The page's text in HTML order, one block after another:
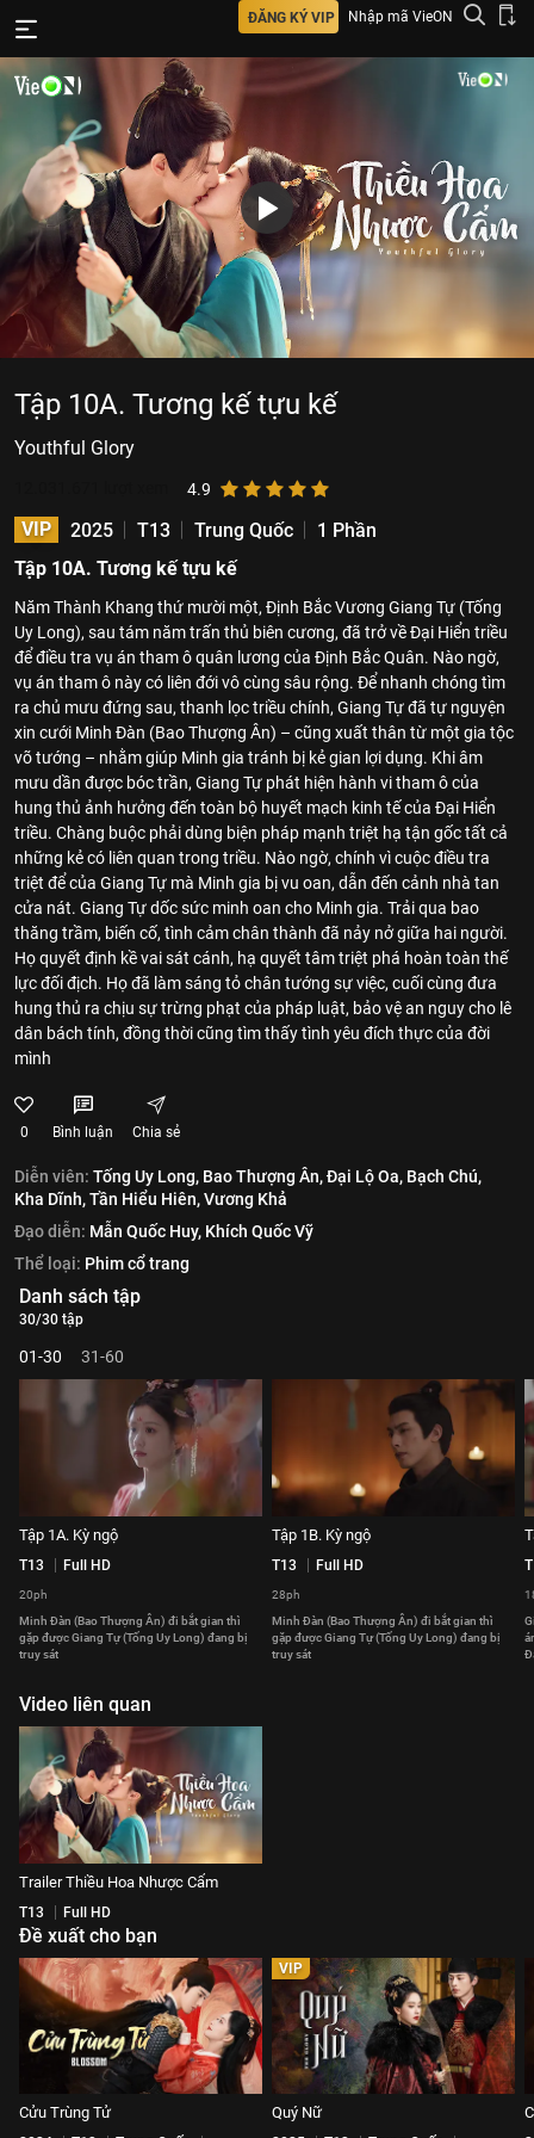
ĐĂNG KÝ VIP Nhập mã VieON
Tập 10A. Tương kế tựu kế
Youthful Glory
4.9
VIP 2025 T13 Trung Quốc
1 Phần
Tập 10A. Tương kế tựu kế
Năm Thành Khang thứ mười một, Định Bắc Vương Giang Tự (Tống
Uy Long), sau tám năm trấn thủ biên cương, đã trở về Đại Hiển triều
để điều tra vụ án tham ô quân lương của Định Bắc Quân. Nào ngờ,
vụ án tham ô này có liên đới vô cùng sâu rộng. Để nhanh chóng tìm
ra chủ mưu đứng sau, thanh lọc triều chính, Giang Tự đã tự nguyện
xin cưới Minh Đàn (Bao Thượng Ân) – cũng xuất thân từ một gia tộc
võ tướng – nhằm giúp Minh gia tránh bị kẻ gian lợi dụng. Khi âm
mưu dần được bóc trần, Giang Tự phát hiện hành vi tham ô của
hung thủ ảnh hưởng đến toàn bộ huyết mạch kinh tế của Đại Hiển
triều. Chàng buộc phải dùng biện pháp mạnh triệt hạ tận gốc tất cả
những kẻ có liên quan trong triều. Nào ngờ, chính vì cuộc điều tra
triệt để của Giang Tự mà Minh gia bị vu oan, dẫn đến cảnh nhà tan
cửa nát. Giang Tự dốc sức minh oan cho Minh gia. Trải qua bao
thăng trầm, biến cố, tình cảm chân thành đã nảy nở giữa hai người.
Họ quyết định kề vai sát cánh, hạ quyết tâm triệt phá hoàn toàn thế
lực đối địch. Họ đã làm sáng tỏ chân tướng sự việc, cuối cùng đưa
hung thủ ra chịu sự trừng phạt của pháp luật, bảo vệ an nguy cho lê
dân bách tính, đồng thời cũng tìm thấy tình yêu đích thực của đời
mình
0 Bình luận Chia sẻ
Diễn viên: Tống Uy Long, Bao Thượng Ân,Đại Lộ Oa, Bạch Chú,
Kha Dĩnh,Tần Hiểu Hiên,Vương Khả
Đạo diễn: Mẫn Quốc Huy, Khích Quốc Vỹ
Thể loại: Phim cổ trang
Danh sách tập
30/30 tập
01-30 31-60
Tập 1A. Kỳ ngộ
T13 Full HD
20ph
Minh Đàn (Bao Thượng Ân) đi bắt gian thì
gặp được Giang Tự (Tống Uy Long) đang bị
truy sát
Tập 1B. Kỳ ngộ
T13 Full HD
28ph
Minh Đàn (Bao Thượng Ân) đi bắt gian thì
gặp được Giang Tự (Tống Uy Long) đang bị
truy sát
Video liên quan
Trailer Thiều Hoa Nhược Cẩm
T13 Full HD
Đề xuất cho bạn
Cửu Trùng Tử
VIP
Quý Nữ